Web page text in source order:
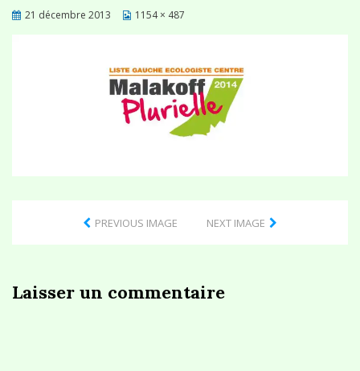
Posted
21 décembre 2013 1154 × 487
PREVIOUS IMAGE NEXT IMAGE
Laisser un commentaire